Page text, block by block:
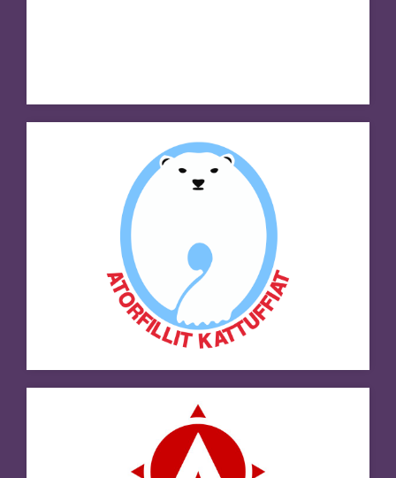
Avannaq Shipping
Besøg hjemmeside